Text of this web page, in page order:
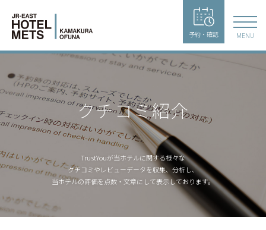
予約・確認 MENU
クチコミ紹介
TrustYouが当ホテルに関する様々な
クチコミやレビューデータを収集、分析し、
当ホテルの評価を点数・文章にして表示しております。